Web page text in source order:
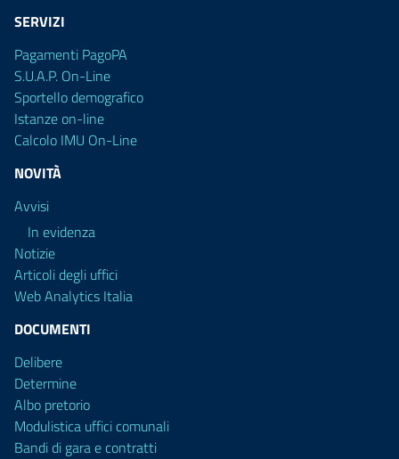
SERVIZI
Pagamenti PagoPA
S.U.A.P. On-Line
Sportello demografico
Istanze on-line
Calcolo IMU On-Line
NOVITÀ
Avvisi
In evidenza
Notizie
Articoli degli uffici
Web Analytics Italia
DOCUMENTI
Delibere
Determine
Albo pretorio
Modulistica uffici comunali
Bandi di gara e contratti